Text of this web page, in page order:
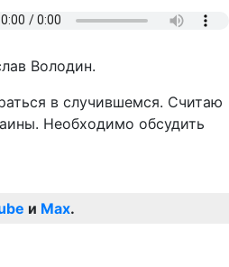
Володин.
в случившемся. Считаю
Необходимо обсудить
и Max.